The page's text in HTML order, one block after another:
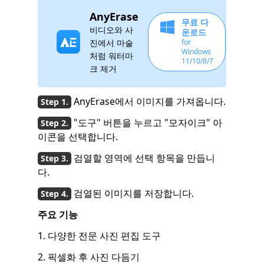
AnyErase
비디오와 사
진에서 마술
처럼 워터마
크 제거
무료 다
운로드
for
Windows
11/10/8/7
AnyErase에서 이미지를 가져옵니다.
"도구" 버튼을 누르고 "모자이크" 아
이콘을 선택합니다.
검열할 영역에 선택 항목을 만듭니
다.
검열된 이미지를 저장합니다.
주요 기능
1. 다양한 전문 사진 편집 도구
2. 픽셀화 후 사진 다듬기